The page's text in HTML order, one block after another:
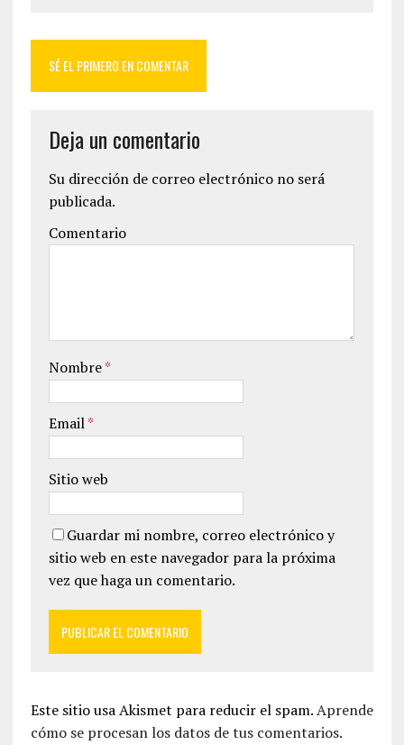
SÉ EL PRIMERO EN COMENTAR
Deja un comentario
Su dirección de correo electrónico no será
publicada.
Comentario
Nombre*
Email*
Sitio web
Guardar mi nombre, correo electrónico y
sitio web en este navegador para la próxima
vez que haga un comentario.
Este sitio usa Akismet para reducir el spam.Aprende
cómo se procesan los datos de tus comentarios.